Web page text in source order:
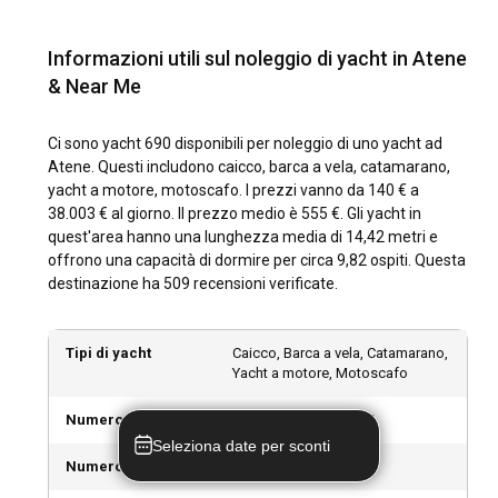
offrendo condizioni di navigazione emozionanti. Il Golfo
rispetto all'aperto Mar Egeo.
Un viaggio storico ad Atene comporta la visita all'iconica
Acropoli, all'antica Agora e al magnifico Partenone.
Partecipare a uno spettacolo al antico Odeon di Erode Attico
e gustare delizie come Moussaka, Souvlaki e Tzatziki in
piccole taverne a conduzione familiare offrono
un'immersione culturale. Visitate i mercati locali e i negozi
artigianali per souvenir unici da portare a casa, come
come Ouzo e Tsipouro.
all'aperto ad Atene?
Al di là della navigazione, Atene offre una vasta gamma di
attività all'aperto. Escursioni sul Monte Licabetto, ciclismo
Informazioni utili sul noleggio di yacht in Atene
& Near Me
Ci sono yacht 690 disponibili per noleggio di uno yacht ad
Atene. Questi includono caicco, barca a vela, catamarano,
yacht a motore, motoscafo. I prezzi vanno da 140 € a
38.003 € al giorno. Il prezzo medio è 555 €. Gli yacht in
quest'area hanno una lunghezza media di 14,42 metri e
offrono una capacità di dormire per circa 9,82 ospiti. Questa
destinazione ha 509 recensioni verificate.
Tipi di yacht
Caicco, Barca a vela, Catamarano,
Yacht a motore, Motoscafo
Numero di yacht 690 barche disponibili
Numero di caicchi
Seleziona date per sconti